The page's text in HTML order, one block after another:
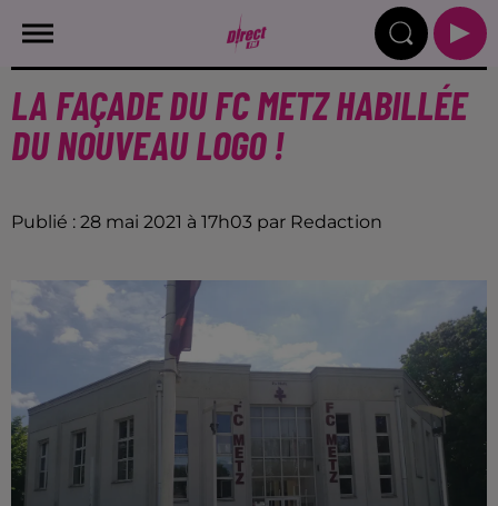
LA FAÇADE DU FC METZ HABILLÉE
DU NOUVEAU LOGO !
Publié : 28 mai 2021 à 17h03 par Redaction